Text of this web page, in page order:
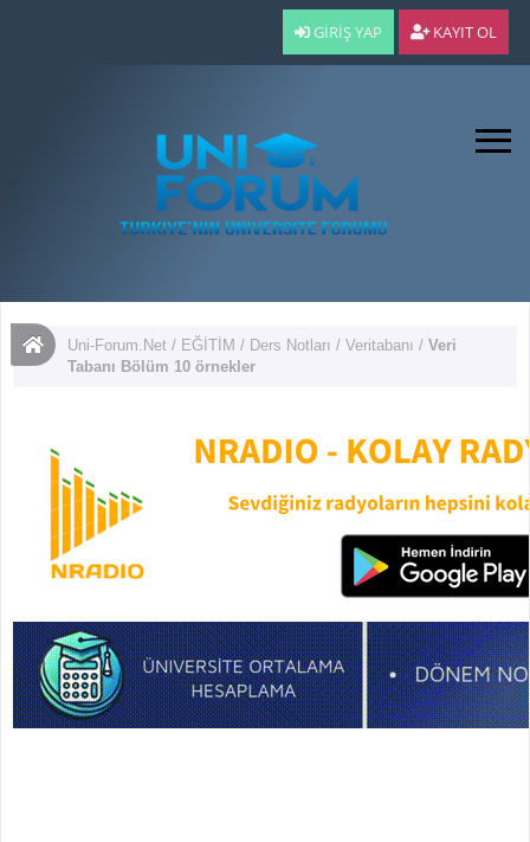
GIRIŞ YAP KAYIT OL
Uni-Forum.Net / EĞİTİM / Ders Notları /Veritabanı /Veri
Tabanı Bölüm 10 örnekler